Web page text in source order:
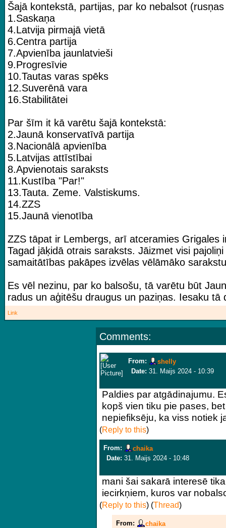
Šajā kontekstā, partijas, par ko nebalsot
1.Saskaņa
4.Latvija pirmajā vietā
6.Centra partija
7.Apvienība jaunlatvieši
9.Progresīvie
10.Tautas varas spēks
12.Suverēnā vara
16.Stabilitātei
Par šīm it kā varētu šajā kontekstā:
2.Jaunā konservatīvā partija
3.Nacionālā apvienība
5.Latvijas attīstībai
8.Apvienotais saraksts
11.Kustība "Par!"
13.Tauta. Zeme. Valstiskums.
14.ZZS
15.Jaunā vienotība
ZZS tāpat ir Lembergs, arī atceramies
Tagad jāķidā otrais saraksts. Jāizmet visi
samaitātības pakāpes izvēlas vēlāmāko
Es vēl nezinu, par ko balsošu, tā varētu būt
radus un aģitēšu draugus un paziņas. Iesaku
Link
Comments:
From:
shelly
Date: 31. Maijs 2024 - 10:39
Paldies par atgādinajumu.
kopš vien tiku pie pases,
nepiefiksēju, ka viss notiek
(Reply to this)
From:
chaika
Date: 31. Maijs 2024 - 10:48
mani šai sakarā interesē
iecirkņiem, kuros var
(Reply to this) (Thread)
From:
chaika